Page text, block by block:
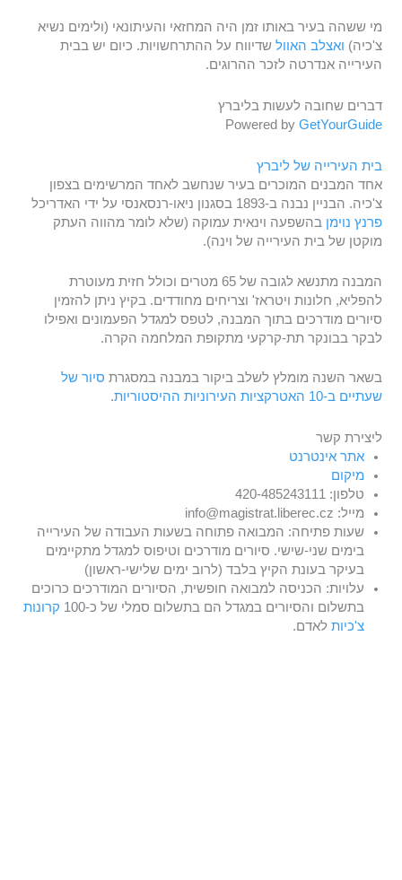
מי ששהה בעיר באותו זמן היה המחזאי והעיתונאי (ולימים נשיא
צ'כיה) ואצלב האוול שדיווח על ההתרחשויות. כיום יש בבית
העירייה אנדרטה לזכר ההרוגים.
דברים שחובה לעשות בליברץ
Powered by GetYourGuide
בית העירייה של ליברץ
אחד המבנים המוכרים בעיר שנחשב לאחד המרשימים בצפון
צ'כיה. הבניין נבנה ב-1893 בסגנון ניאו-רנסאנסי על ידי האדריכל
פרנץ נוימן בהשפעה וינאית עמוקה (שלא לומר מהווה העתק
מוקטן של בית העירייה של וינה).
המבנה מתנשא לגובה של 65 מטרים וכולל חזית מעוטרת
להפליא, חלונות ויטראז' וצריחים מחודדים. בקיץ ניתן להזמין
סיורים מודרכים בתוך המבנה, לטפס למגדל הפעמונים ואפילו
לבקר בבונקר תת-קרקעי מתקופת המלחמה הקרה.
בשאר השנה מומלץ לשלב ביקור במבנה במסגרת סיור של
שעתיים ב-10 האטרקציות העירוניות ההיסטוריות
.
ליצירת קשר
אתר אינטרנט
מיקום
טלפון: 420-485243111
מייל: info@magistrat.liberec.cz
שעות פתיחה: המבואה פתוחה בשעות העבודה של העירייה
בימים שני-שישי. סיורים מודרכים וטיפוס למגדל מתקיימים
בעיקר בעונת הקיץ בלבד (לרוב ימים שלישי-ראשון)
עלויות: הכניסה למבואה חופשית, הסיורים המודרכים כרוכים
בתשלום והסיורים במגדל הם בתשלום סמלי של כ-100
קרונות
צ'כיות לאדם.